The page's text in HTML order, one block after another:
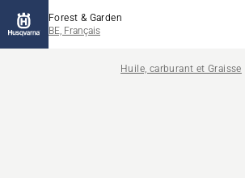
Forest & Garden
BE, Français
Huile, carburant et Graisse